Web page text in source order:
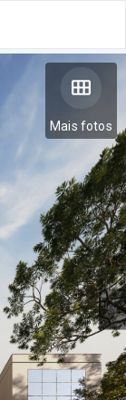
Mais fotos